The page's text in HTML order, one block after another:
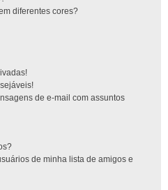
diferentes cores?
de e-mail com assuntos
de minha lista de amigos e